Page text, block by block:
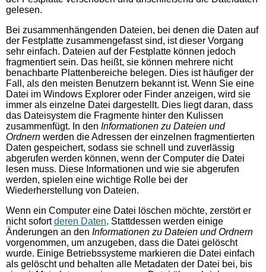
gelesen.
Bei zusammenhängenden Dateien, bei denen die Daten auf
der Festplatte zusammengefasst sind, ist dieser Vorgang
sehr einfach. Dateien auf der Festplatte können jedoch
fragmentiert sein. Das heißt, sie können mehrere nicht
benachbarte Plattenbereiche belegen. Dies ist häufiger der
Fall, als den meisten Benutzern bekannt ist. Wenn Sie eine
Datei im Windows Explorer oder Finder anzeigen, wird sie
immer als einzelne Datei dargestellt. Dies liegt daran, dass
das Dateisystem die Fragmente hinter den Kulissen
zusammenfügt. In den Informationen zu Dateien und
Ordnern werden die Adressen der einzelnen fragmentierten
Daten gespeichert, sodass sie schnell und zuverlässig
abgerufen werden können, wenn der Computer die Datei
lesen muss. Diese Informationen und wie sie abgerufen
werden, spielen eine wichtige Rolle bei der
Wiederherstellung von Dateien.
Wenn ein Computer eine Datei löschen möchte, zerstört er
nicht sofortderen Daten. Stattdessen werden einige
Änderungen an den Informationen zu Dateien und Ordnern
vorgenommen, um anzugeben, dass die Datei gelöscht
wurde. Einige Betriebssysteme markieren die Datei einfach
als gelöscht und behalten alle Metadaten der Datei bei, bis